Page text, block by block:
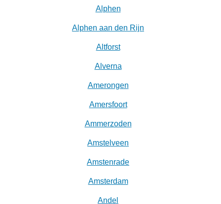
Alphen
Alphen aan den Rijn
Altforst
Alverna
Amerongen
Amersfoort
Ammerzoden
Amstelveen
Amstenrade
Amsterdam
Andel